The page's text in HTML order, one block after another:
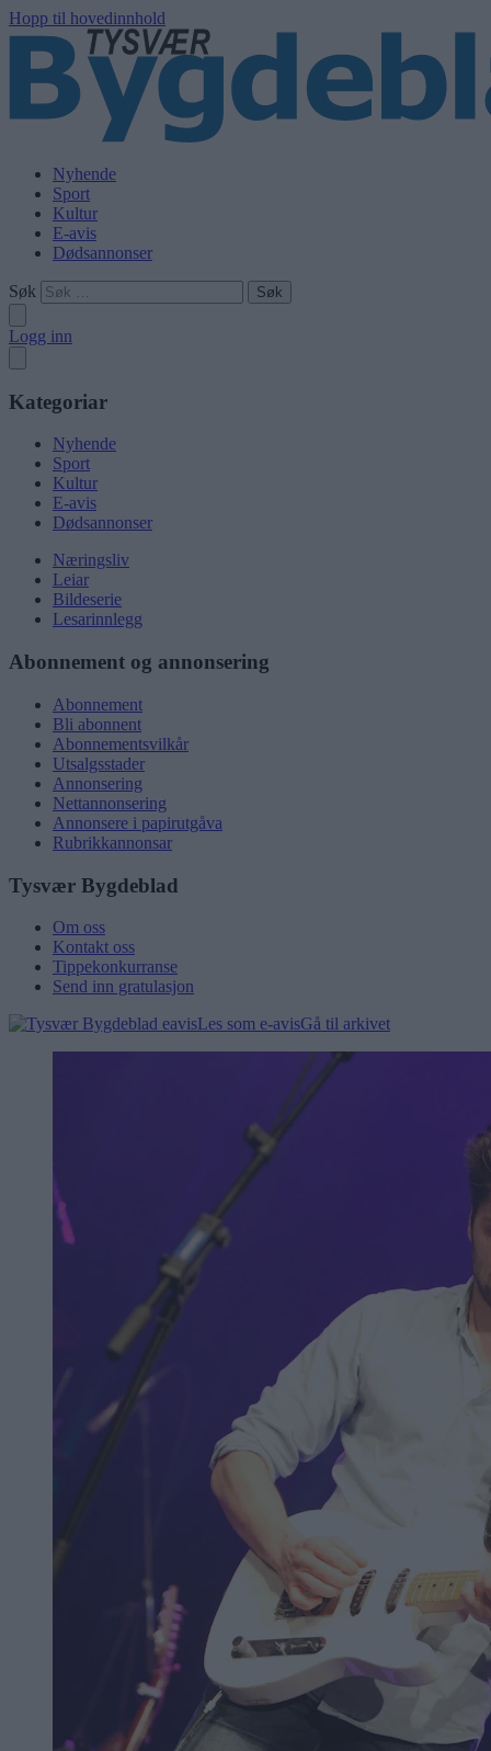
Hopp til hovedinnhold
Nyhende
Sport
Kultur
E-avis
Dødsannonser
Søk
Logg inn
Kategoriar
Nyhende
Sport
Kultur
E-avis
Dødsannonser
Næringsliv
Leiar
Bildeserie
Lesarinnlegg
Abonnement og annonsering
Abonnement
Bli abonnent
Abonnementsvilkår
Utsalgsstader
Annonsering
Nettannonsering
Annonsere i papirutgåva
Rubrikkannonsar
Tysvær Bygdeblad
Om oss
Kontakt oss
Tippekonkurranse
Send inn gratulasjon
Les som e-avisGå til arkivet